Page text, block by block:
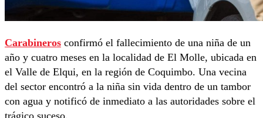
Carabineros confirmó el fallecimiento de una niña de un
año y cuatro meses en la localidad de El Molle, ubicada en
el Valle de Elqui, en la región de Coquimbo. Una vecina
del sector encontró a la niña sin vida dentro de un tambor
con agua y notificó de inmediato a las autoridades sobre el